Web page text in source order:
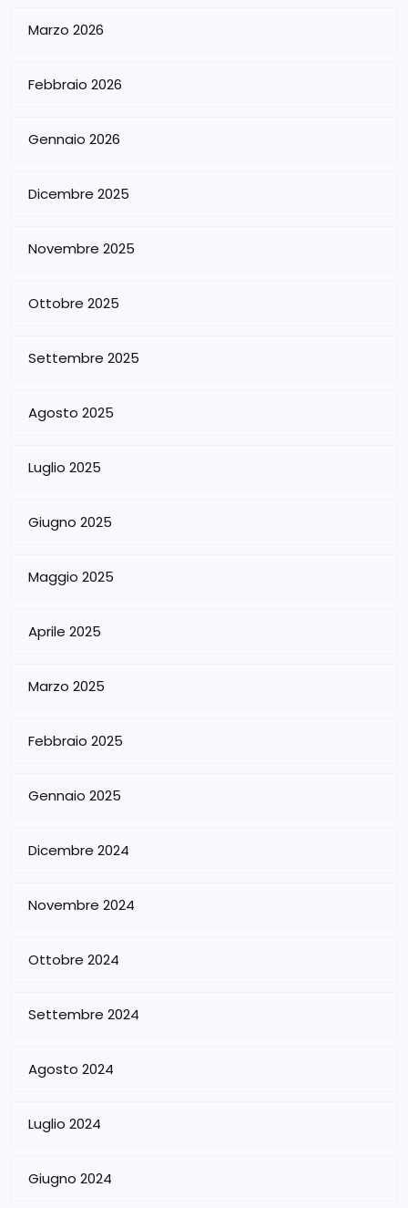
Marzo 2026
Febbraio 2026
Gennaio 2026
Dicembre 2025
Novembre 2025
Ottobre 2025
Settembre 2025
Agosto 2025
Luglio 2025
Giugno 2025
Maggio 2025
Aprile 2025
Marzo 2025
Febbraio 2025
Gennaio 2025
Dicembre 2024
Novembre 2024
Ottobre 2024
Settembre 2024
Agosto 2024
Luglio 2024
Giugno 2024